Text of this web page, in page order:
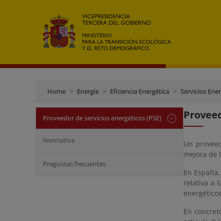
Home Energía Eficiencia Energética Servicios
Proveedor de servicios energéticos (PSE)
Normativa
Preguntas frecuentes
Un
mejora de
En
relativa a
En